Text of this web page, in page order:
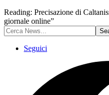
Reading: Precisazione di
giornale online”
Seguici